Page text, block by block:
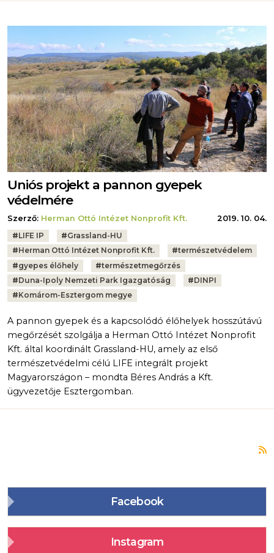
Uniós projekt a pannon gyepek
védelmére
Szerző: Herman Ottó Intézet Nonprofit Kft.
2019. 10. 04.
Tags:
#LIFE IP #Grassland-HU
#Herman Ottó Intézet Nonprofit Kft. #természetvédelem
#gyepes élőhely #természetmegőrzés
#Duna-Ipoly Nemzeti Park Igazgatóság #DINPI
#Komárom-Esztergom megye
A pannon gyepek és a kapcsolódó élőhelyek hosszútávú
megőrzését szolgálja a Herman Ottó Intézet Nonprofit
Kft. által koordinált Grassland-HU, amely az első
természetvédelmi célú LIFE integrált projekt
Magyarországon – mondta Béres András a Kft.
ügyvezetője Esztergomban.
Facebook
Instagram